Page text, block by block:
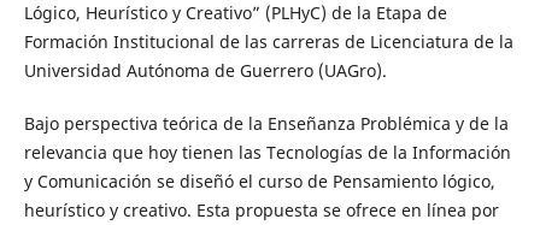
Lógico, Heurístico y Creativo” (PLHyC) de la Etapa de
Formación Institucional de las carreras de Licenciatura de la
Universidad Autónoma de Guerrero (UAGro).
Bajo perspectiva teórica de la Enseñanza Problémica y de la
relevancia que hoy tienen las Tecnologías de la Información
y Comunicación se diseñó el curso de Pensamiento lógico,
heurístico y creativo. Esta propuesta se ofrece en línea por